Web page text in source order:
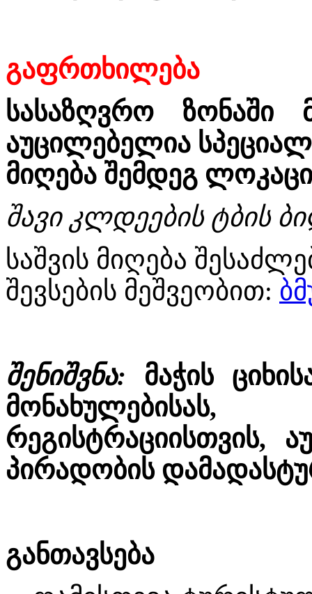
გაფრთხილება
სასაზღვრო ზონაში
აუცილებელია
მიღება შემდეგ
შავი კლდეების ტბის
საშვის მიღება
შევსების მეშვეობით:
შენიშვნა: მაჭის
რეგისტრაციისთვის,
პირადობის
განთავსება